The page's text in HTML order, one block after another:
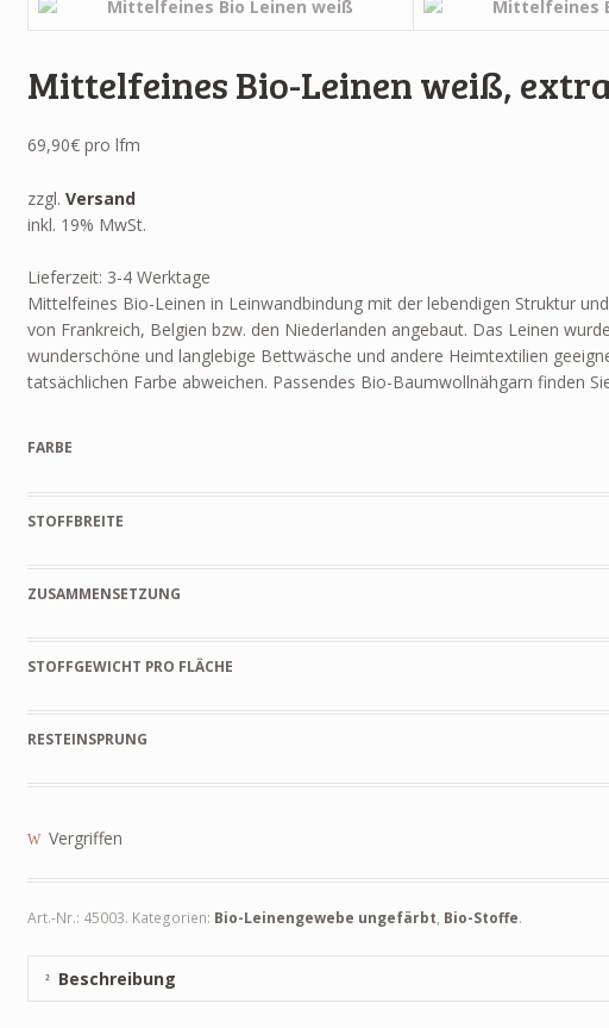
Mittelfeines Bio-Leinen weiß,
69,90€pro lfm
zzgl. Versand
inkl. 19% MwSt.
Lieferzeit: 3-4 Werktage
Mittelfeines Bio-Leinen in Leinwandbindung mit der lebendigen Struktur
von Frankreich, Belgien bzw. den Niederlanden angebaut. Das Leinen
wunderschöne und langlebige Bettwäsche und andere Heimtextilien
tatsächlichen Farbe abweichen. Passendes Bio-Baumwollnähgarn finden
FARBE
STOFFBREITE
ZUSAMMENSETZUNG
STOFFGEWICHT PRO FLÄCHE
RESTEINSPRUNG
Vergriffen
Art.-Nr.: 45003. Kategorien: Bio-Leinengewebe ungefärbt, Bio-Stoffe.
Beschreibung